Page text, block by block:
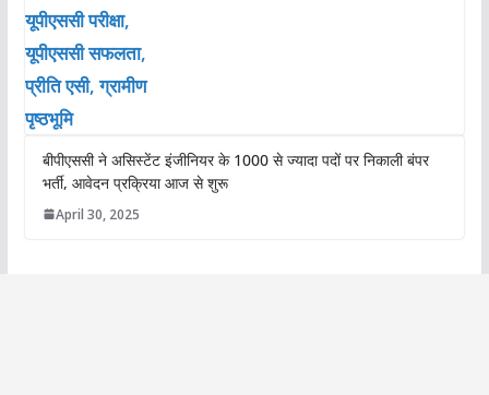
बीपीएससी ने असिस्टेंट इंजीनियर के 1000 से ज्यादा पदों पर निकाली बंपर
भर्ती, आवेदन प्रक्रिया आज से शुरू
April 30, 2025